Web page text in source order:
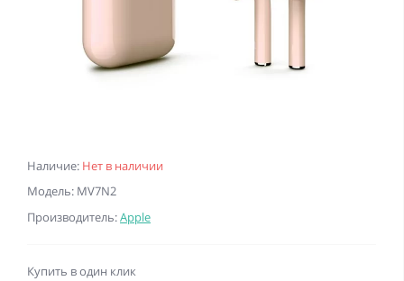
Наличие: Нет в наличии
Модель: MV7N2
Производитель:Apple
Купить в один клик